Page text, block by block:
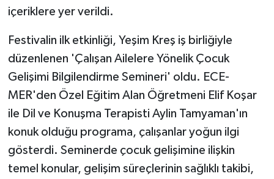
içeriklere yer verildi.
Festivalin ilk etkinliği, Yeşim Kreş iş birliğiyle
düzenlenen 'Çalışan Ailelere Yönelik Çocuk
Gelişimi Bilgilendirme Semineri' oldu. ECE-
MER'den Özel Eğitim Alan Öğretmeni Elif Koşar
ile Dil ve Konuşma Terapisti Aylin Tamyaman'ın
konuk olduğu programa, çalışanlar yoğun ilgi
gösterdi. Seminerde çocuk gelişimine ilişkin
temel konular, gelişim süreçlerinin sağlıklı takibi,
SPOR HABERLERİ
Turizm
ÜLKE GÜNDEMİ
YEREL